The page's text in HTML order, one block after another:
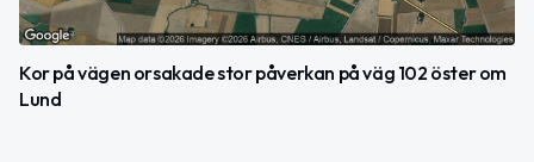
Kor på vägen orsakade stor påverkan på väg 102 öster om
Lund